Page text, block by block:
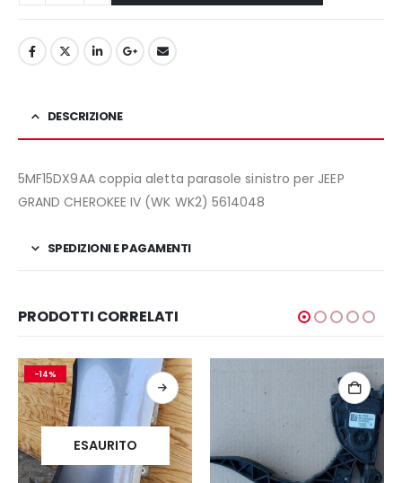
DESCRIZIONE
5MF15DX9AA coppia aletta parasole sinistro per JEEP
GRAND CHEROKEE IV (WK WK2) 5614048
SPEDIZIONI E PAGAMENTI
PRODOTTI CORRELATI
-14%
ESAURITO